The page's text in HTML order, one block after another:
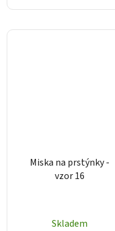
Miska na prstýnky -
vzor 16
Skladem